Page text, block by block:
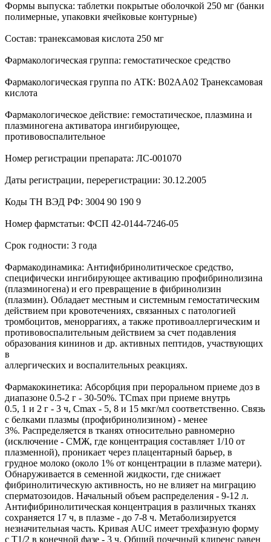
Формы выпуска: таблетки покрытые оболочкой 250 мг (банки
полимерные, упаковки ячейковые контурные)
Состав: транексамовая кислота 250 мг
Фармакологическая группа: гемостатическое средство
Фармакологическая группа по АТК: B02AA02 Транексамовая
кислота
Фармакологическое действие: гемостатическое, плазмина и
плазминогена активатора ингибирующее,
противовоспалительное
Номер регистрации препарата: ЛС-001070
Даты регистрации, перерегистрации: 30.12.2005
Коды ТН ВЭД РФ: 3004 90 190 9
Номер фармстатьи: ФСП 42-0144-7246-05
Cрок годности: 3 года
Фармакодинамика: Антифибринолитическое средство,
специфически ингибирующее активацию профибринолизина
(плазминогена) и его превращение в фибринолизин
(плазмин). Обладает местным и системным гемостатическим
действием при кровотечениях, связанных с патологией
тромбоцитов, меноррагиях, а также противоаллергическим и
противовоспалительным действием за счет подавления
образования кининов и др. активных пептидов, участвующих
в
аллергических и воспалительных реакциях.
Фармакокинетика: Абсорбция при пероральном приеме доз в
диапазоне 0.5-2 г - 30-50%. TCmax при приеме внутрь
0.5, 1 и 2 г - 3 ч, Cmax - 5, 8 и 15 мкг/мл соответственно. Связь
с белками плазмы (профибринолизином) - менее
3%. Распределяется в тканях относительно равномерно
(исключение - СМЖ, где концентрация составляет 1/10 от
плазменной), проникает через плацентарный барьер, в
грудное молоко (около 1% от концентрации в плазме матери).
Обнаруживается в семенной жидкости, где снижает
фибринолитическую активность, но не влияет на миграцию
сперматозоидов. Начальный объем распределения - 9-12 л.
Антифибринолитическая концентрация в различных тканях
сохраняется 17 ч, в плазме - до 7-8 ч. Метаболизируется
незначительная часть. Кривая AUC имеет трехфазную форму
с T1/2 в конечной фазе - 3 ч. Общий почечный клиренс равен